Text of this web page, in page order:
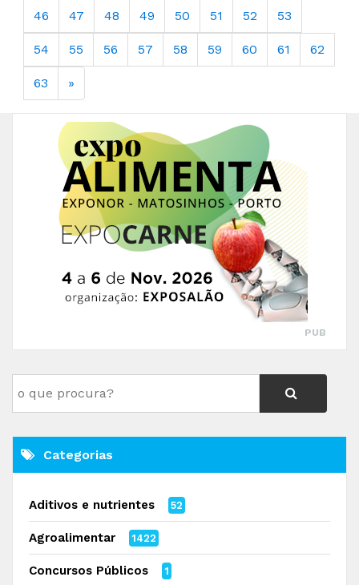
46 47 48 49 50 51 52 53
54 55 56 57 58 59 60 61 62
63 »
PUB
Categorias
Aditivos e nutrientes 52
Agroalimentar 1422
Concursos Públicos 1